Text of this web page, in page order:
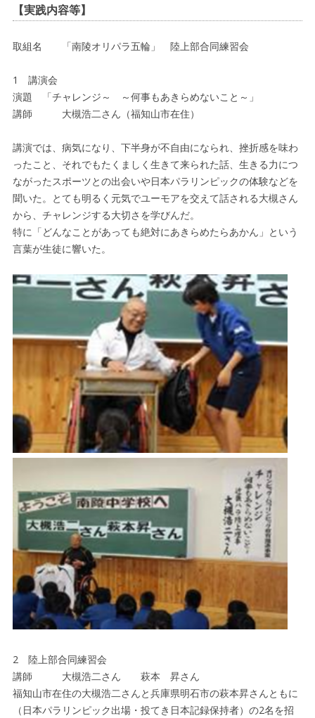
【実践内容等】
取組名 「南陵オリパラ五輪」 陸上部合同練習会
1 講演会
演題 「チャレンジ～ ～何事もあきらめないこと～」
講師 大槻浩二さん（福知山市在住）
講演では、病気になり、下半身が不自由になられ、挫折感を味わ
ったこと、それでもたくましく生きて来られた話、生きる力につ
ながったスポーツとの出会いや日本パラリンピックの体験などを
聞いた。とても明るく元気でユーモアを交えて話される大槻さん
から、チャレンジする大切さを学びんだ。
特に「どんなことがあっても絶対にあきらめたらあかん」という
言葉が生徒に響いた。
2 陸上部合同練習会
講師 大槻浩二さん 萩本 昇さん
福知山市在住の大槻浩二さんと兵庫県明石市の萩本昇さんともに
（日本パラリンピック出場・投てき日本記録保持者）の2名を招